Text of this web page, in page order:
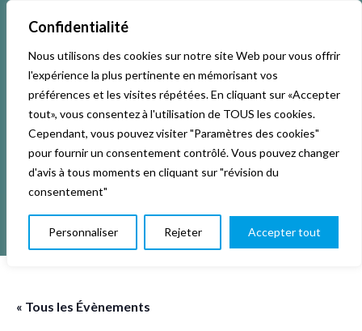
Confidentialité
Nous utilisons des cookies sur notre site Web pour vous offrir
l'expérience la plus pertinente en mémorisant vos
préférences et les visites répétées. En cliquant sur «Accepter
tout», vous consentez à l'utilisation de TOUS les cookies.
Cependant, vous pouvez visiter "Paramètres des cookies"
pour fournir un consentement contrôlé. Vous pouvez changer
d'avis à tous moments en cliquant sur "révision du
consentement"
Personnaliser Rejeter Accepter tout
Événements Studios L’association
La vie de La KAB’ Club
« Tous les Évènements